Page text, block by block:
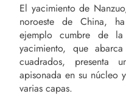
El yacimiento de
noroeste de China,
ejemplo cumbre de
yacimiento, que
cuadrados, presenta
apisonada en su núcleo
varias capas.